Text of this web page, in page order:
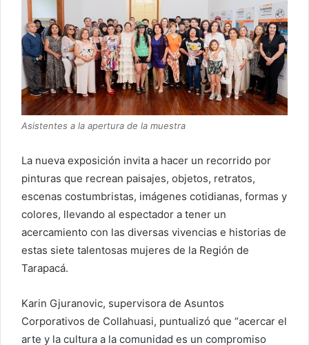
Asistentes a la apertura de la muestra
La nueva exposición invita a hacer un recorrido por
pinturas que recrean paisajes, objetos, retratos,
escenas costumbristas, imágenes cotidianas, formas y
colores, llevando al espectador a tener un
acercamiento con las diversas vivencias e historias de
estas siete talentosas mujeres de la Región de
Tarapacá.
Karin Gjuranovic, supervisora de Asuntos
Corporativos de Collahuasi, puntualizó que “acercar el
arte y la cultura a la comunidad es un compromiso